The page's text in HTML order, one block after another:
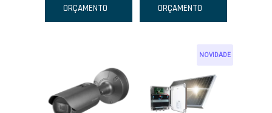
ORÇAMENTO
ORÇAMENTO
NOVIDADE